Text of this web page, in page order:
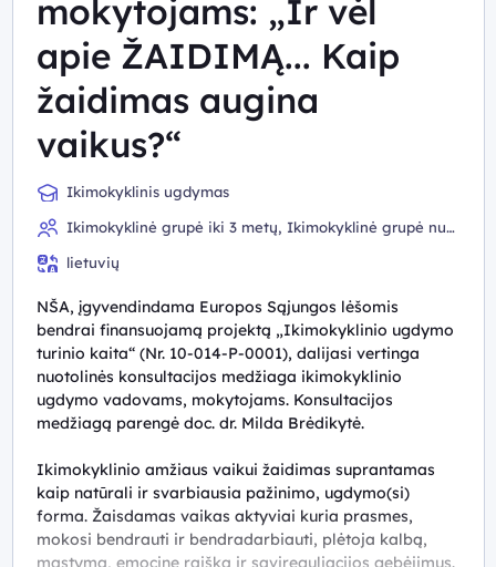
mokytojams: „Ir vėl
apie ŽAIDIMĄ... Kaip
žaidimas augina
vaikus?“
Ikimokyklinis ugdymas
Ikimokyklinė grupė iki 3 metų, Ikimokyklinė grupė nuo
lietuvių
NŠA, įgyvendindama Europos Sąjungos lėšomis
bendrai finansuojamą projektą „Ikimokyklinio ugdymo
turinio kaita“ (Nr. 10-014-P-0001), dalijasi vertinga
nuotolinės konsultacijos medžiaga ikimokyklinio
ugdymo vadovams, mokytojams. Konsultacijos
medžiagą parengė doc. dr. Milda Brėdikytė.
Ikimokyklinio amžiaus vaikui žaidimas suprantamas
kaip natūrali ir svarbiausia pažinimo, ugdymo(si)
forma. Žaisdamas vaikas aktyviai kuria prasmes,
mokosi bendrauti ir bendradarbiauti, plėtoja kalbą,